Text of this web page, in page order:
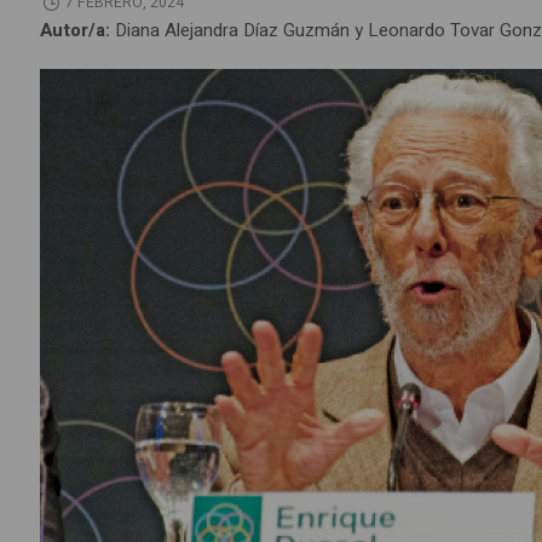
Autor/a: Diana Alejandra Díaz Guzmán y Leonardo Tovar